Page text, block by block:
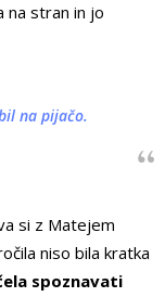
na stran in jo
na pijačo.
si z Matejem
niso bila kratka
spoznavati